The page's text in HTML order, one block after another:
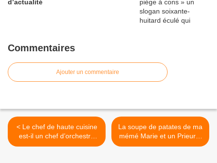
d’actualité
Commentaires
Ajouter un commentaire
< Le chef de haute cuisine
est-il un chef d’orchestre
qui mène son monde à la
La soupe de patates de ma
mémé Marie et un Prieuré-
Roch. >